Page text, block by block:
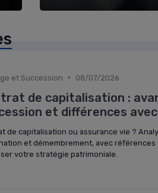
et Succession • 08/07/2026
de capitalisation :
et différences
de capitalisation ou assurance vie ?
et démembrement, avec
votre stratégie patrimoniale.